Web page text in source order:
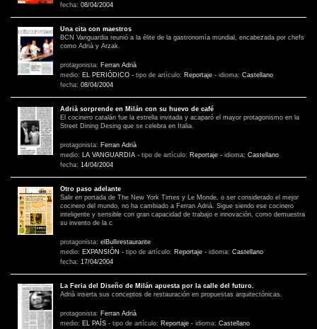
fecha: 08/04/2004
Una cita con maestros
BCN Vanguardia reunió a la élite de la gastronomía mundial, encabezada por chefs
como Adrià y Arzak.
protagonista: Ferran Adrià
medio: EL PERIÓDICO - tipo de artículo: Reportaje - idioma: Castellano
fecha: 08/04/2004
Adrià sorprende en Milán con su huevo de café
El cocinero catalán fue la estrella invitada y acaparó el mayor protagonismo en la
Street Dining Desing que se celebra en Italia.
protagonista: Ferran Adrià
medio: LA VANGUARDIA - tipo de artículo: Reportaje - idioma: Castellano
fecha: 14/04/2004
Otro paso adelante
Salir en portada de The New York Times y Le Monde, o ser considerado el mejor
cocinero del mundo, no ha cambiado a Ferran Adrià. Sigue siendo ese cocinero
inteligente y sensible con gran capacidad de trabajo e innovación, como demuestra
su invento de la c
protagonista: elBullirestaurante
medio: EXPANSIÓN - tipo de artículo: Reportaje - idioma: Castellano
fecha: 17/04/2004
La Feria del Diseño de Milán apuesta por la calle del futuro.
Adrià inserta sus conceptos de restauración en propuestas arquitectónicas.
protagonista: Ferran Adrià
medio: EL PAÍS - tipo de artículo: Reportaje - idioma: Castellano